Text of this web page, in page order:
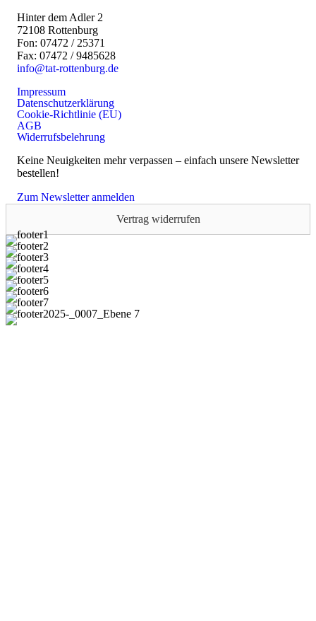
Hinter dem Adler 2
72108 Rottenburg
Fon: 07472 / 25371
Fax: 07472 / 9485628
info@tat-rottenburg.de
Impressum
Datenschutzerklärung
Cookie-Richtlinie (EU)
AGB
Widerrufsbelehrung
Keine Neuigkeiten mehr verpassen – einfach unsere Newsletter
bestellen!
Zum Newsletter anmelden
Vertrag widerrufen